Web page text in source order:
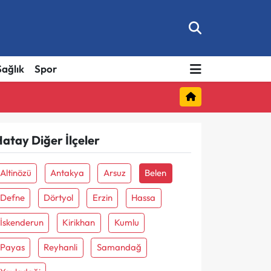
Spor
Diğer İlçeler
Altinözü Antakya Arsuz Belen
Defne Dörtyol Erzin Hassa
İskenderun Kirikhan Kumlu
Payas Reyhanli Samandağ